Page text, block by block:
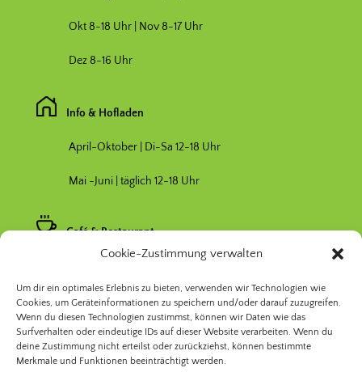
Cookie-Zustimmung verwalten
Um dir ein optimales Erlebnis zu bieten, verwenden wir Technologien wie
Cookies, um Geräteinformationen zu speichern und/oder darauf zuzugreifen.
Wenn du diesen Technologien zustimmst, können wir Daten wie das
Surfverhalten oder eindeutige IDs auf dieser Website verarbeiten. Wenn du
deine Zustimmung nicht erteilst oder zurückziehst, können bestimmte
Merkmale und Funktionen beeinträchtigt werden.
Okt 8-18 Uhr | Nov 8-17 Uhr
Dez 8-16 Uhr
Info & Hofladen
April-Oktober | Di-Sa 12-18 Uhr
Mai -Juni | täglich 12-18 Uhr
Café & Restaurant
Hauptsaison Mai-September 11-19 Uhr